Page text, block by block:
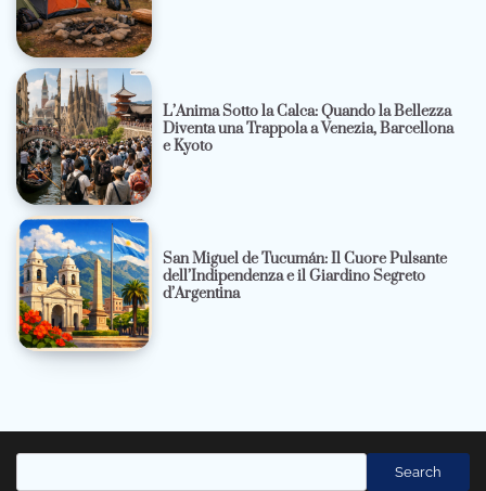
L’Anima Sotto la Calca: Quando la Bellezza
Diventa una Trappola a Venezia, Barcellona
e Kyoto
San Miguel de Tucumán: Il Cuore Pulsante
dell’Indipendenza e il Giardino Segreto
d’Argentina
Search